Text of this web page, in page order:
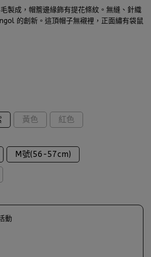
製成，帽簷邊緣飾有提花條紋。無縫、針織
的創新。這頂帽子無襯裡，正面繡有袋鼠
黃色
紅色
M號(56-57cm)
動